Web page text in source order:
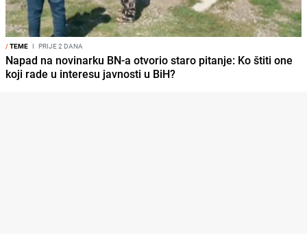
/TEME I PRIJE 2 DANA
Napad na novinarku BN-a otvorio staro pitanje: Ko štiti one
koji rade u interesu javnosti u BiH?